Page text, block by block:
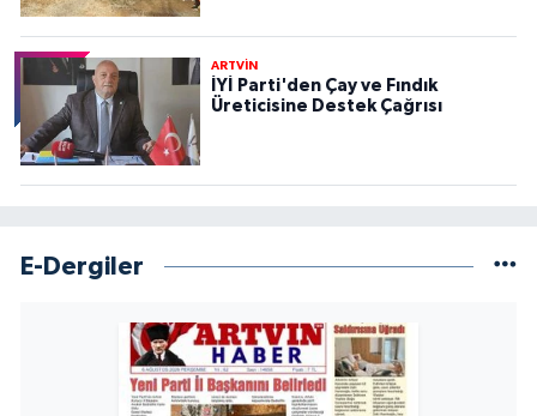
ARTVİN
İYİ Parti'den Çay ve Fındık
Üreticisine Destek Çağrısı
E-Dergiler